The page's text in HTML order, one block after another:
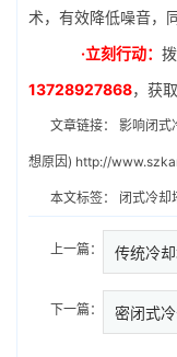
术，有效降低噪音，
·立刻行动：
13728927868，获
文章链接： 影响闭式
想原因) http://
本文标签： 闭式冷却
上一篇：
下一篇：